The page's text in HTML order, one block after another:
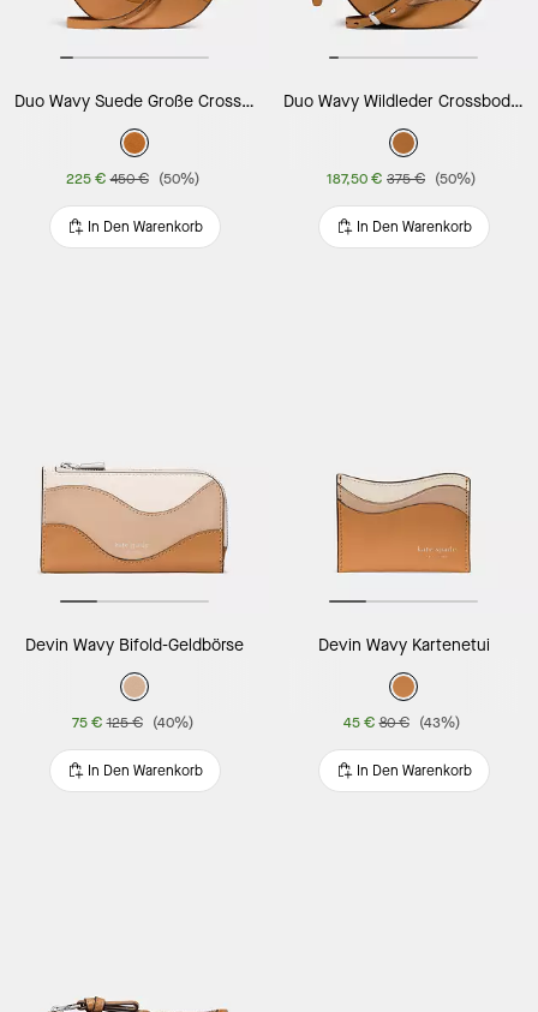
Duo Wavy Suede Große Crossbody-Tasche
225 € 450 € (50%)
In Den Warenkorb
Duo Wavy Wildleder Crossbody Bag
187,50 € 375 € (50%)
In Den Warenkorb
Devin Wavy Bifold-Geldbörse
75 € 125 € (40%)
In Den Warenkorb
Devin Wavy Kartenetui
45 € 80 € (43%)
In Den Warenkorb